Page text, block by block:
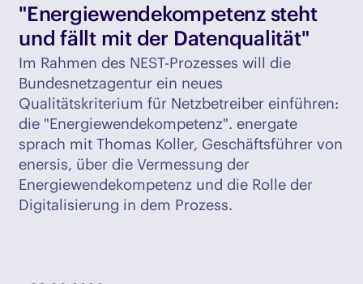
"Energiewendekompetenz steht
und fällt mit der Datenqualität"
Im Rahmen des NEST-Prozesses will die
Bundesnetzagentur ein neues
Qualitätskriterium für Netzbetreiber einführen:
die "Energiewendekompetenz". energate
sprach mit Thomas Koller, Geschäftsführer von
enersis, über die Vermessung der
Energiewendekompetenz und die Rolle der
Digitalisierung in dem Prozess.